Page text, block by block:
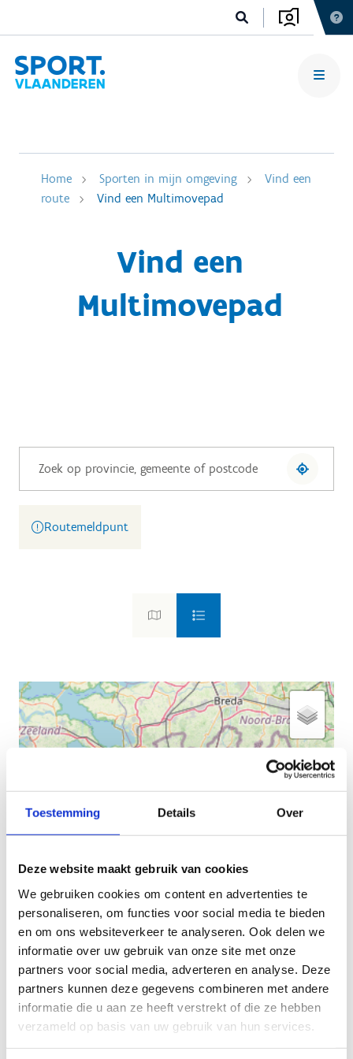
Toestemming Details Over
Deze website maakt gebruik van cookies
We gebruiken cookies om content en advertenties te
personaliseren, om functies voor social media te bieden
en om ons websiteverkeer te analyseren. Ook delen we
informatie over uw gebruik van onze site met onze
partners voor social media, adverteren en analyse. Deze
partners kunnen deze gegevens combineren met andere
informatie die u aan ze heeft verstrekt of die ze hebben
verzameld op basis van uw gebruik van hun services.
Home Sporten in mijn omgeving
Vind een
route
Vind een Multimovepad
Vind een
Multimovepad
Routemeldpunt
+
−